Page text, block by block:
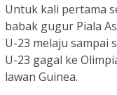
Untuk kali pertama
babak gugur Piala
U-23 melaju sampai
U-23 gagal ke
lawan Guinea.